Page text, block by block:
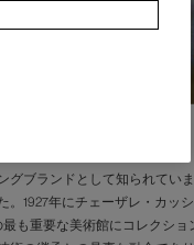
ブランドとして知られてい
1927年にチェーザレ・カッ
も重要な美術館にコレクシ